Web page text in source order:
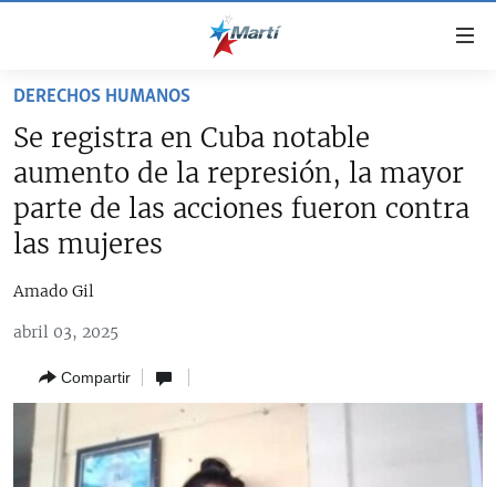
accesibilidad
contenido
principal
principal
búsqueda
CUBA
DERECHOS HUMANOS
SOBRE CUBA
ESTADOS UNIDOS
ESTADOS UNIDOS
AMÉRICA LATINA
OPINIÓN GRÁFICA
AUDIOVISUALES MARTÍ
DERECHOS HUMANOS
Se registra en Cuba notable
aumento de la represión, la mayor
parte de las acciones fueron contra
las mujeres
Amado Gil
abril 03, 2025
Compartir